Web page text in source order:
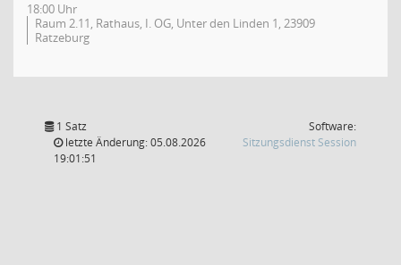
18:00 Uhr
Raum 2.11, Rathaus, I. OG, Unter den Linden 1, 23909
Ratzeburg
1 Satz
letzte Änderung: 05.08.2026
19:01:51
Software:
Sitzungsdienst Session(Wird in